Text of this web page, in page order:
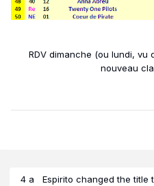
RDV dimanche (ou lundi, vu
nouveau
4 a Espirito changed the title